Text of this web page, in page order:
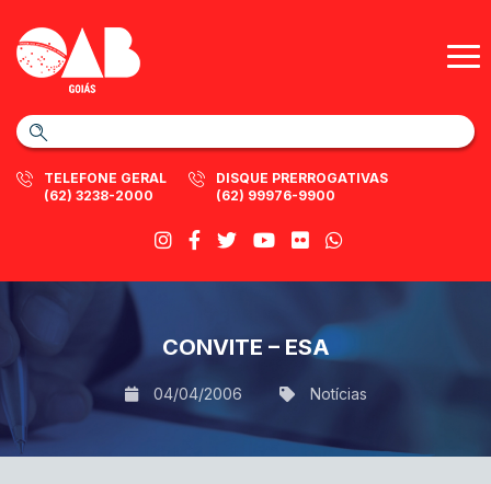
TELEFONE GERAL
(62) 3238-2000
DISQUE PRERROGATIVAS
(62) 99976-9900
CONVITE – ESA
04/04/2006 Notícias